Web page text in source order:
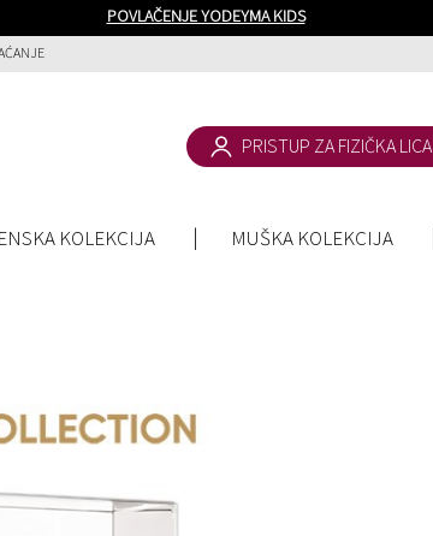
POVLAČENJE YODEYMA KIDS
PRISTUP ZA FIZIČKA LICA
KOLEKCIJA MUŠKA KOLEKCIJA